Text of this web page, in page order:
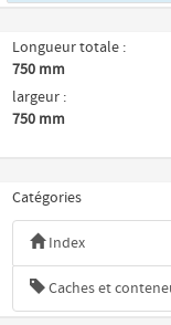
Longueur totale
750 mm
largeur
750 mm
Catégories
Index
Caches et